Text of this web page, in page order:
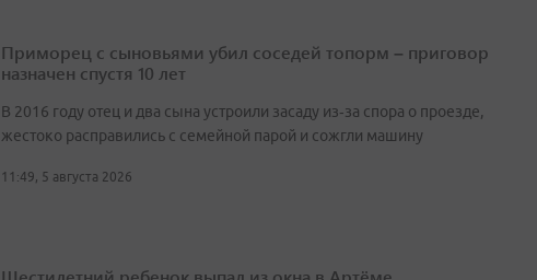
Приморец с сыновьями убил соседей топорм – приговор
назначен спустя 10 лет
В 2016 году отец и два сына устроили засаду из‑за спора о проезде,
жестоко расправились с семейной парой и сожгли машину
11:49, 5 августа 2026